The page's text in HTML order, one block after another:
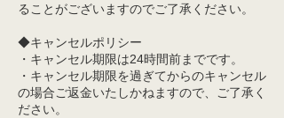
ることがございますのでご了承ください。
◆キャンセルポリシー
・キャンセル期限は24時間前までです。
・キャンセル期限を過ぎてからのキャンセル
の場合ご返金いたしかねますので、ご了承く
ださい。